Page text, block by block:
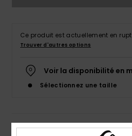
Ce produit est actuellement en
Trouver d'autres options
Voir la disponibilité en
Sélectionnez une taille
Details &